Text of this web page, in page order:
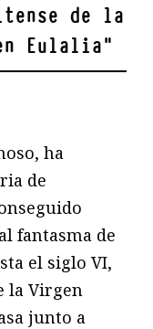
de la
Eulalia"
ha
de
fantasma de
el siglo VI,
la Virgen
junto a